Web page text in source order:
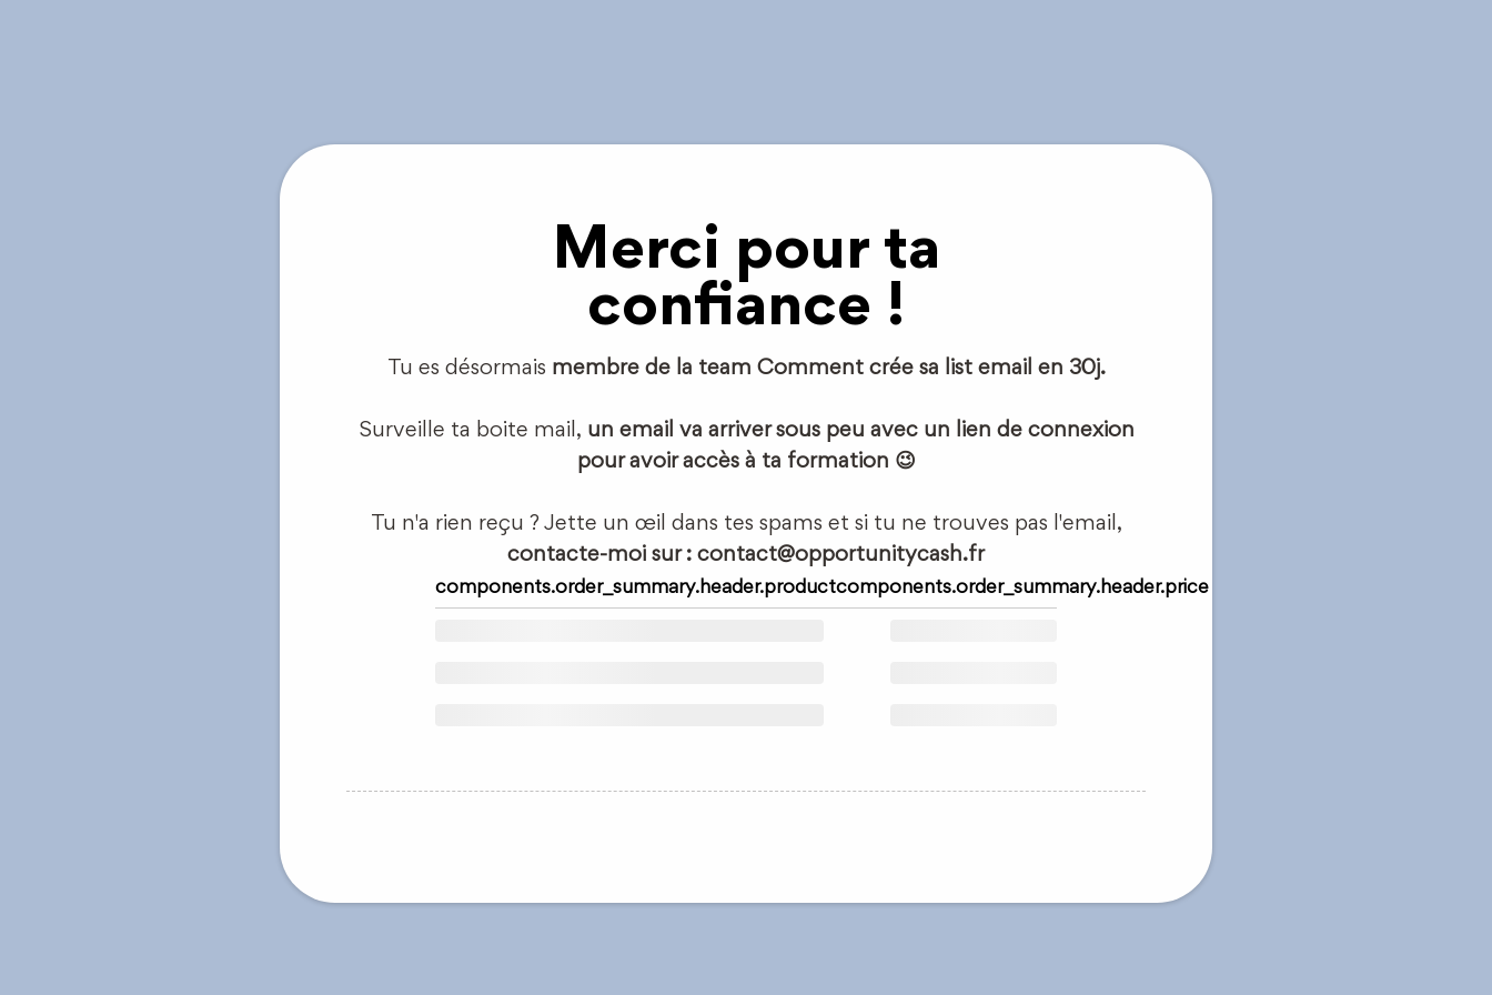
Merci pour ta
confiance !
Tu es désormais membre de la team Comment crée sa list email en 30j.
Surveille ta boite mail, un email va arriver sous peu avec un lien de connexion
pour avoir accès à ta formation 😉
Tu n'a rien reçu ? Jette un œil dans tes spams et si tu ne trouves pas l'email,
contacte-moi sur : contact@opportunitycash.fr
components.order_summary.header.productcomponents.order_summary.header.price